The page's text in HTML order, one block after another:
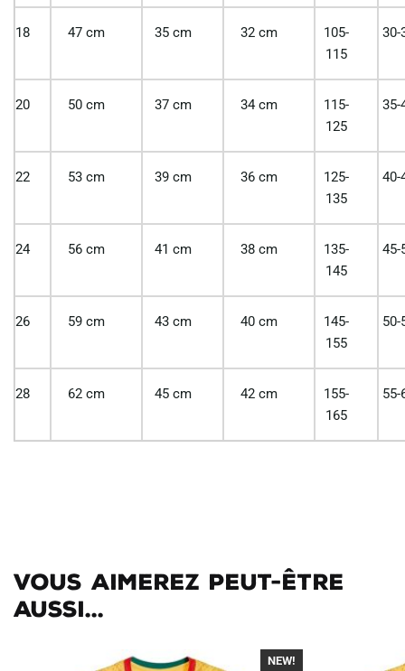
18 47 cm 35 cm 32 cm
105-
115
30-
20 50 cm 37 cm 34 cm
115-
125
35-
22 53 cm 39 cm 36 cm
125-
135
40-
24 56 cm 41 cm 38 cm
135-
145
45-
26 59 cm 43 cm 40 cm
145-
155
50-
28 62 cm 45 cm 42 cm
155-
165
55-
Vous aimerez peut-être
aussi...
-40%
NEW!